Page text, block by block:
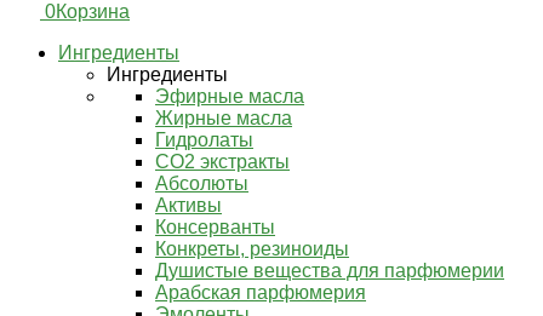
0Корзина
Ингредиенты
Ингредиенты
Эфирные масла
Жирные масла
Гидролаты
СО2 экстракты
Абсолюты
Активы
Консерванты
Конкреты, резиноиды
Душистые вещества для парфюмерии
Арабская парфюмерия